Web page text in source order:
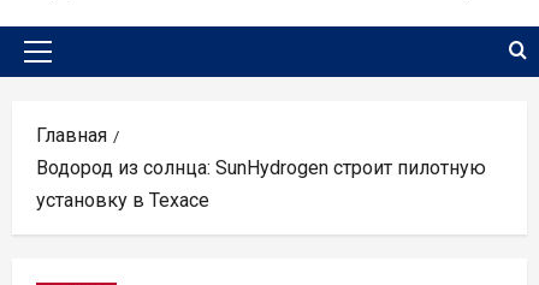
Основное
Главная
Водород из солнца: SunHydrogen строит пилотную
установку в Техасе